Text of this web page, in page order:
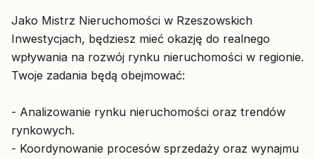
Jako Mistrz Nieruchomości w Rzeszowskich
Inwestycjach, będziesz mieć okazję do realnego
wpływania na rozwój rynku nieruchomości w regionie.
Twoje zadania będą obejmować:
- Analizowanie rynku nieruchomości oraz trendów
rynkowych.
- Koordynowanie procesów sprzedaży oraz wynajmu